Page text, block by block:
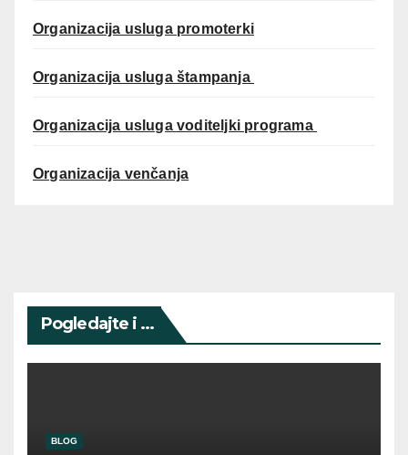
Organizacija usluga promoterki
Organizacija usluga štampanja
Organizacija usluga voditeljki programa
Organizacija venčanja
Pogledajte i ...
BLOG